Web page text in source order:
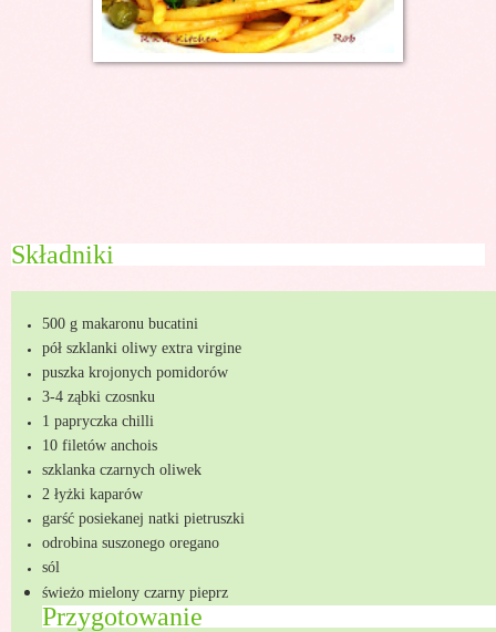
Składniki
500 g makaronu bucatini
pół szklanki oliwy extra virgine
puszka krojonych pomidorów
3-4 ząbki czosnku
1 papryczka chilli
10 filetów anchois
szklanka czarnych oliwek
2 łyżki kaparów
garść posiekanej natki pietruszki
odrobina suszonego oregano
sól
świeżo mielony czarny pieprz
Przygotowanie